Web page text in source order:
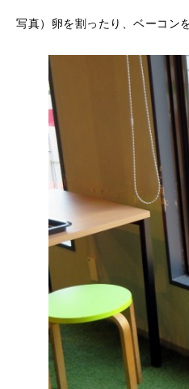
写真）卵を割ったり、ベーコン